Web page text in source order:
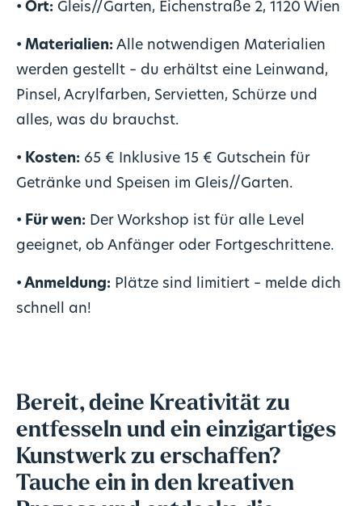
• Ort: Gleis//Garten, Eichenstraße 2, 1120 Wien
• Materialien: Alle notwendigen Materialien
werden gestellt – du erhältst eine Leinwand,
Pinsel, Acrylfarben, Servietten, Schürze und
alles, was du brauchst.
• Kosten: 65 € Inklusive 15 € Gutschein für
Getränke und Speisen im Gleis//Garten.
• Für wen: Der Workshop ist für alle Level
geeignet, ob Anfänger oder Fortgeschrittene.
• Anmeldung: Plätze sind limitiert – melde dich
schnell an!
Bereit, deine Kreativität zu
entfesseln und ein einzigartiges
Kunstwerk zu erschaffen?
Tauche ein in den kreativen